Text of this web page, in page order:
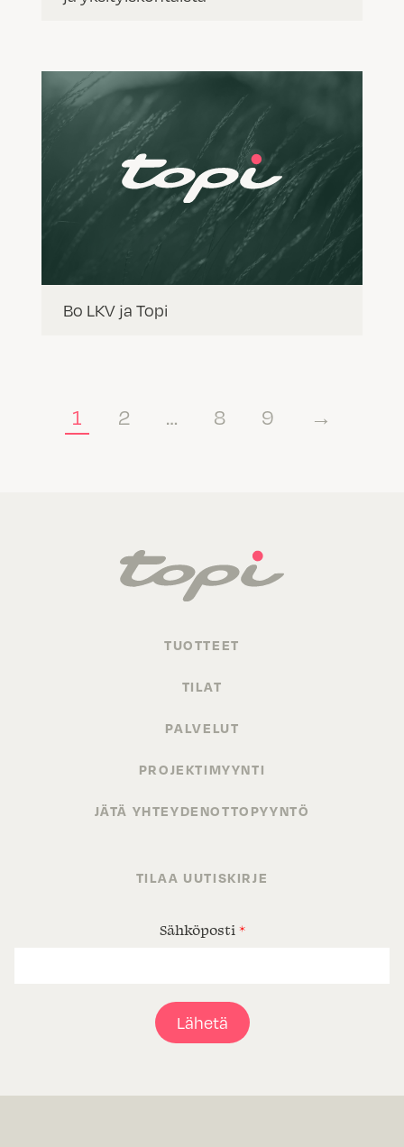
Bo LKV ja Topi
1 2 … 8 9 →
TUOTTEET
TILAT
PALVELUT
PROJEKTIMYYNTI
JÄTÄ YHTEYDENOTTOPYYNTÖ
TILAA UUTISKIRJE
Sähköposti *
Lähetä